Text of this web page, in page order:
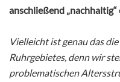
anschließend
Vielleicht ist genau das
Ruhrgebietes, denn wir
problematischen